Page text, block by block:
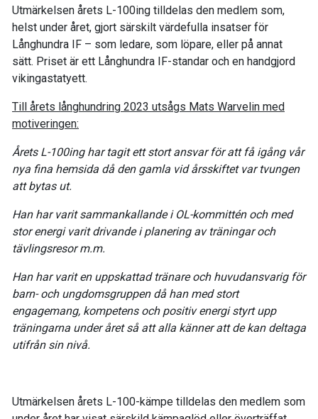
Utmärkelsen årets L-100ing tilldelas den medlem som,
helst under året, gjort särskilt värdefulla insatser för
Långhundra IF – som ledare, som löpare, eller på annat
sätt. Priset är ett Långhundra IF-standar och en handgjord
vikingastatyett.
Till årets långhundring 2023 utsågs Mats Warvelin med
motiveringen:
Årets L-100ing har tagit ett stort ansvar för att få igång vår
nya fina hemsida då den gamla vid årsskiftet var tvungen
att bytas ut.
Han har varit sammankallande i OL-kommittén och med
stor energi varit drivande i planering av träningar och
tävlingsresor m.m.
Han har varit en uppskattad tränare och huvudansvarig för
barn- och ungdomsgruppen då han med stort
engagemang, kompetens och positiv energi styrt upp
träningarna under året så att alla känner att de kan deltaga
utifrån sin nivå.
Utmärkelsen årets L-100-kämpe tilldelas den medlem som